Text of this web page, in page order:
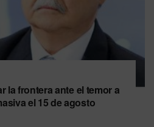
la frontera ante el temor a
el 15 de agosto